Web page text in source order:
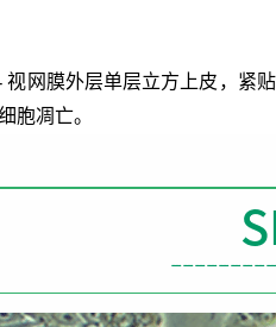
视网膜外层单层立方上皮，
胞凋亡。